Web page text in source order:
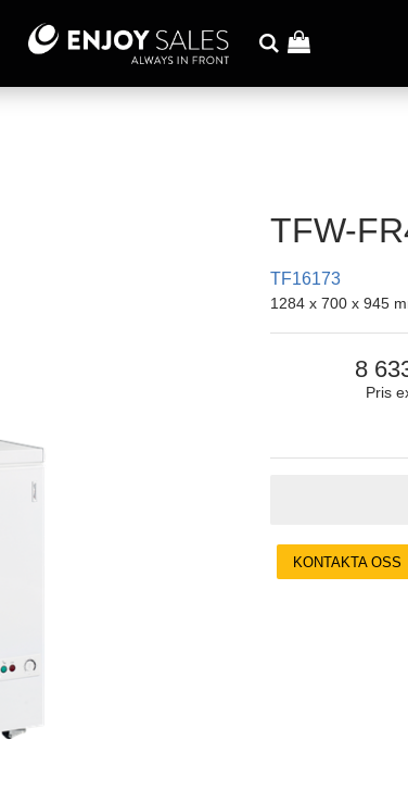
TFW-
TF16173
1284 x 700 x 945
Pris
8
KONTAKTA OSS